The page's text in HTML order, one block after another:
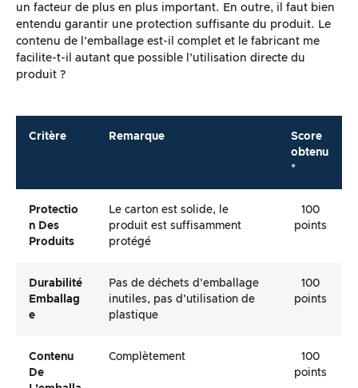
un facteur de plus en plus important. En outre, il faut bien
entendu garantir une protection suffisante du produit. Le
contenu de l’emballage est-il complet et le fabricant me
facilite-t-il autant que possible l’utilisation directe du
produit ?
Critère Remarque
Score
obtenu
*
Protectio
N Des
Produits
Le carton est solide, le
produit est suffisamment
protégé
100
points
Durabilité
Emballag
E
Pas de déchets d’emballage
inutiles, pas d’utilisation de
plastique
100
points
Contenu
De
Complètement
100
points